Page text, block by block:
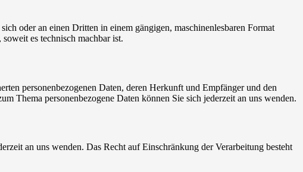
oder an einen Dritten in einem gängigen, maschinenlesbaren Format
es technisch machbar ist.
personenbezogenen Daten, deren Herkunft und Empfänger und den
Thema personenbezogene Daten können Sie sich jederzeit an uns wenden.
an uns wenden. Das Recht auf Einschränkung der Verarbeitung besteht